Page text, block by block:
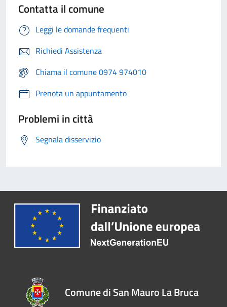
Contatta il comune
Leggi le domande frequenti
Richiedi Assistenza
Chiama il comune 0974 974010
Prenota un appuntamento
Problemi in città
Segnala disservizio
Comune di San Mauro La Bruca